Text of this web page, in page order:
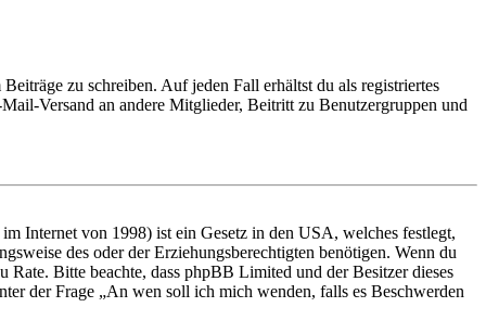
zu schreiben. Auf jeden Fall erhältst du als registriertes
Versand an andere Mitglieder, Beitritt zu Benutzergruppen und
Internet von 1998) ist ein Gesetz in den USA, welches festlegt,
des oder der Erziehungsberechtigten benötigen. Wenn du
Bitte beachte, dass phpBB Limited und der Besitzer dieses
der Frage „An wen soll ich mich wenden, falls es Beschwerden